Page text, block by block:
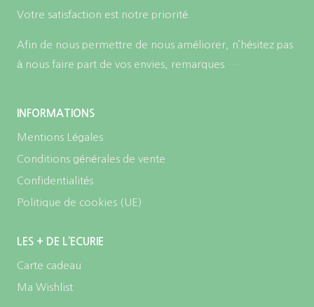
Votre satisfaction est notre priorité.
Afin de nous permettre de nous améliorer, n’hésitez pas
à nous faire part de vos envies, remarques …
INFORMATIONS
Mentions Légales
Conditions générales de vente
Confidentialités
Politique de cookies (UE)
LES + DE L’ECURIE
Carte cadeau
Ma Wishlist